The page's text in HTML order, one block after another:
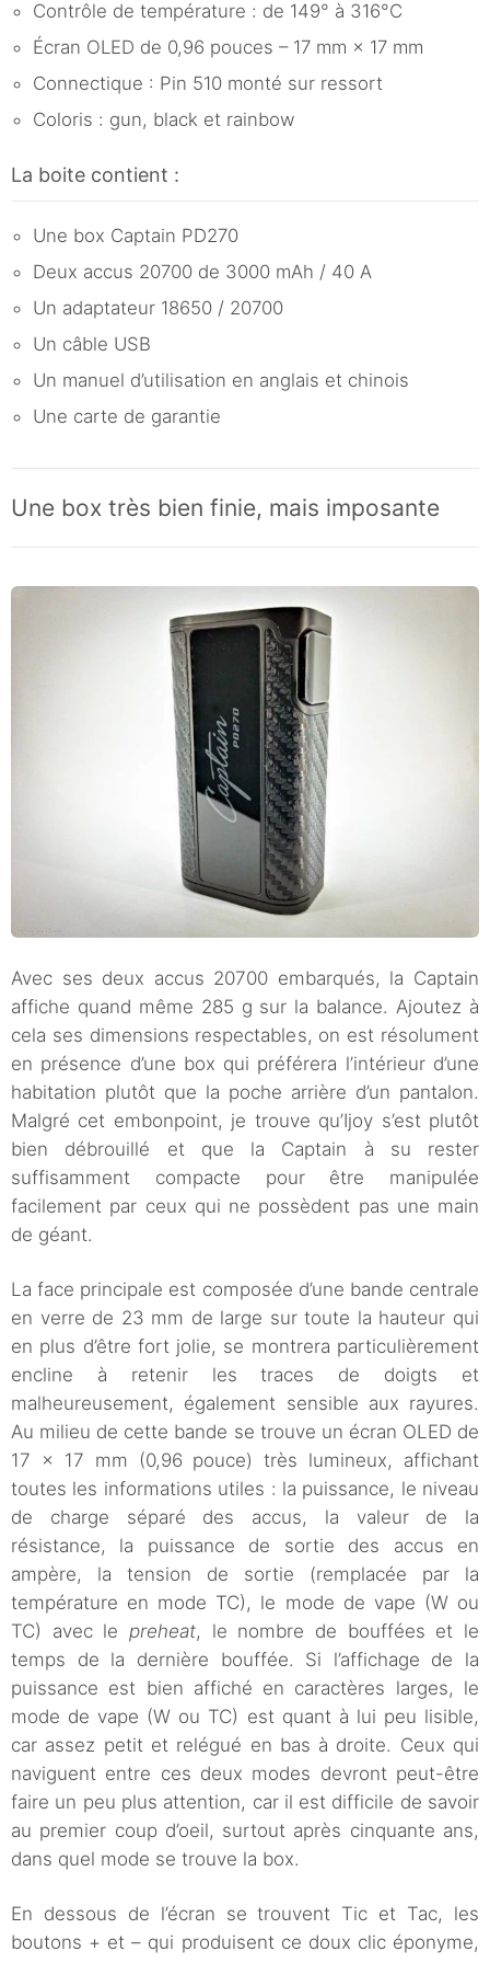
Contrôle de température : de 149° à 316°C
Écran OLED de 0,96 pouces – 17 mm × 17 mm
Connectique : Pin 510 monté sur ressort
Coloris : gun, black et rainbow
La boite contient :
Une box Captain PD270
Deux accus 20700 de 3000 mAh / 40 A
Un adaptateur 18650 / 20700
Un câble USB
Un manuel d’utilisation en anglais et chinois
Une carte de garantie
Une box très bien finie, mais imposante
Avec ses deux accus 20700 embarqués, la Captain
affiche quand même 285 g sur la balance. Ajoutez à
cela ses dimensions respectables, on est résolument
en présence d’une box qui préférera l’intérieur d’une
habitation plutôt que la poche arrière d’un pantalon.
Malgré cet embonpoint, je trouve qu’Ijoy s’est plutôt
bien débrouillé et que la Captain à su rester
suffisamment compacte pour être manipulée
facilement par ceux qui ne possèdent pas une main
de géant.
La face principale est composée d’une bande centrale
en verre de 23 mm de large sur toute la hauteur qui
en plus d’être fort jolie, se montrera particulièrement
encline à retenir les traces de doigts et
malheureusement, également sensible aux rayures.
Au milieu de cette bande se trouve un écran OLED de
17 × 17 mm (0,96 pouce) très lumineux, affichant
toutes les informations utiles : la puissance, le niveau
de charge séparé des accus, la valeur de la
résistance, la puissance de sortie des accus en
ampère, la tension de sortie (remplacée par la
température en mode TC), le mode de vape (W ou
TC) avec le preheat, le nombre de bouffées et le
temps de la dernière bouffée. Si l’affichage de la
puissance est bien affiché en caractères larges, le
mode de vape (W ou TC) est quant à lui peu lisible,
car assez petit et relégué en bas à droite. Ceux qui
naviguent entre ces deux modes devront peut-être
faire un peu plus attention, car il est difficile de savoir
au premier coup d’oeil, surtout après cinquante ans,
dans quel mode se trouve la box.
En dessous de l’écran se trouvent Tic et Tac, les
boutons + et – qui produisent ce doux clic éponyme,